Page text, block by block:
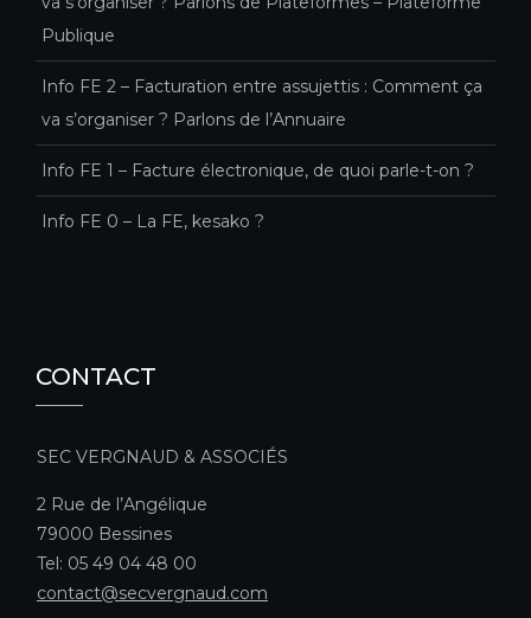
Publique
Info FE 2 – Facturation entre assujettis : Comment ça
va s’organiser ? Parlons de l’Annuaire
Info FE 1 – Facture électronique, de quoi parle-t-on ?
Info FE 0 – La FE, kesako ?
CONTACT
SEC VERGNAUD & ASSOCIÉS
2 Rue de l’Angélique
79000 Bessines
Tel: 05 49 04 48 00
contact@secvergnaud.com